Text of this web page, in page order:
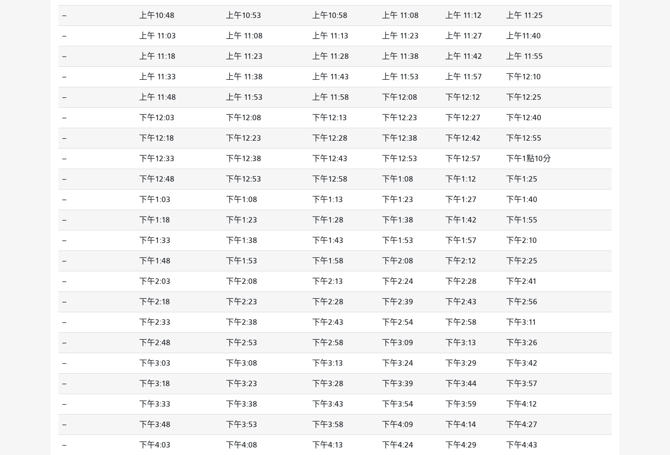
-- 上午10:48 上午10:53 上午10:58 上午 11:08 上午 11:12 上午 11:25
-- 上午 11:03 上午 11:08 上午 11:13 上午 11:23 上午 11:27 上午11:40
-- 上午 11:18 上午 11:23 上午 11:28 上午 11:38 上午 11:42 上午 11:55
-- 上午 11:33 上午 11:38 上午 11:43 上午 11:53 上午 11:57 下午12:10
-- 上午 11:48 上午 11:53 上午 11:58 下午12:08 下午12:12 下午12:25
-- 下午12:03 下午12:08 下午12:13 下午12:23 下午12:27 下午12:40
-- 下午12:18 下午12:23 下午12:28 下午12:38 下午12:42 下午12:55
-- 下午12:33 下午12:38 下午12:43 下午12:53 下午12:57 下午1點10分
-- 下午12:48 下午12:53 下午12:58 下午1:08 下午1:12 下午1:25
-- 下午1:03 下午1:08 下午1:13 下午1:23 下午1:27 下午1:40
-- 下午1:18 下午1:23 下午1:28 下午1:38 下午1:42 下午1:55
-- 下午1:33 下午1:38 下午1:43 下午1:53 下午1:57 下午2:10
-- 下午1:48 下午1:53 下午1:58 下午2:08 下午2:12 下午2:25
-- 下午2:03 下午2:08 下午2:13 下午2:24 下午2:28 下午2:41
-- 下午2:18 下午2:23 下午2:28 下午2:39 下午2:43 下午2:56
-- 下午2:33 下午2:38 下午2:43 下午2:54 下午2:58 下午3:11
-- 下午2:48 下午2:53 下午2:58 下午3:09 下午3:13 下午3:26
-- 下午3:03 下午3:08 下午3:13 下午3:24 下午3:29 下午3:42
-- 下午3:18 下午3:23 下午3:28 下午3:39 下午3:44 下午3:57
-- 下午3:33 下午3:38 下午3:43 下午3:54 下午3:59 下午4:12
-- 下午3:48 下午3:53 下午3:58 下午4:09 下午4:14 下午4:27
-- 下午4:03 下午4:08 下午4:13 下午4:24 下午4:29 下午4:43